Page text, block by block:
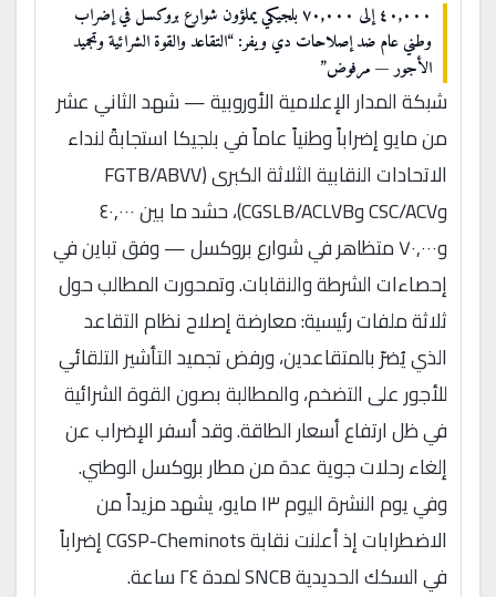
٤٠,٠٠٠ إلى ٧٠,٠٠٠ بلجيكي يملؤون شوارع بروكسل في إضراب
وطني عام ضد إصلاحات دي ويفر: “التقاعد والقوة الشرائية وتجميد
الأجور — مرفوض”
شبكة المدار الإعلامية الأوروبية — شهد الثاني عشر
من مايو إضراباً وطنياً عاماً في بلجيكا استجابةً لنداء
الاتحادات النقابية الثلاثة الكبرى (FGTB/ABVV
وCSC/ACV وCGSLB/ACLVB)، حشد ما بين ٤٠,٠٠٠
و٧٠,٠٠٠ متظاهر في شوارع بروكسل — وفق تباين في
إحصاءات الشرطة والنقابات. وتمحورت المطالب حول
ثلاثة ملفات رئيسية: معارضة إصلاح نظام التقاعد
الذي يُضرّ بالمتقاعدين، ورفض تجميد التأشير التلقائي
للأجور على التضخم، والمطالبة بصون القوة الشرائية
في ظل ارتفاع أسعار الطاقة. وقد أسفر الإضراب عن
إلغاء رحلات جوية عدة من مطار بروكسل الوطني.
وفي يوم النشرة اليوم ١٣ مايو، يشهد مزيداً من
الاضطرابات إذ أعلنت نقابة CGSP-Cheminots إضراباً
في السكك الحديدية SNCB لمدة ٢٤ ساعة.